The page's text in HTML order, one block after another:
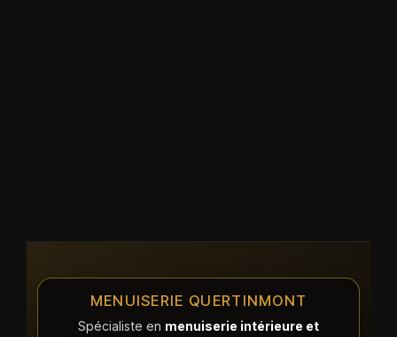
MENUISERIE QUERTINMONT
Spécialiste en menuiserie intérieure et